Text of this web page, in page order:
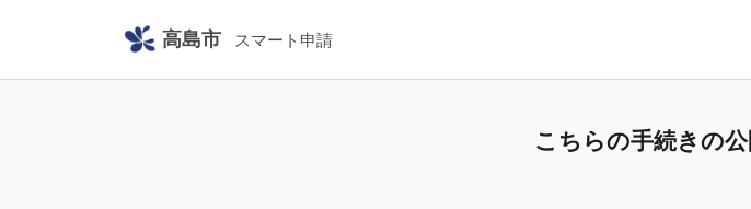
高島市 スマート申請
こちらの手続きの